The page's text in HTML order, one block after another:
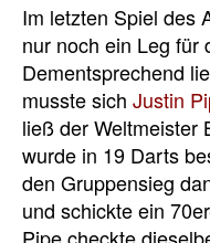
Im letzten Spiel des
nur noch ein Leg für
Dementsprechend
musste sich Justin
ließ der Weltmeister
wurde in 19 Darts
den Gruppensieg
und schickte ein